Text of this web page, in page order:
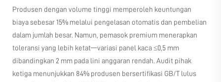
Produsen dengan volume tinggi memperoleh keuntungan
biaya sebesar 15% melalui pengelasan otomatis dan pembelian
dalam jumlah besar. Namun, pemasok premium menerapkan
toleransi yang lebih ketat—variasi panel kaca ≤0,5 mm
dibandingkan 2 mm pada lini anggaran rendah. Audit pihak
ketiga menunjukkan 84% produsen bersertifikasi GB/T lulus